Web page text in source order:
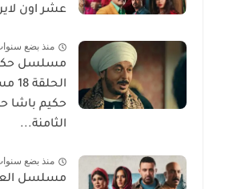
عشر اون
منذ بضع
مسلسل
حكيم باشا
الثامنة...
منذ بضع